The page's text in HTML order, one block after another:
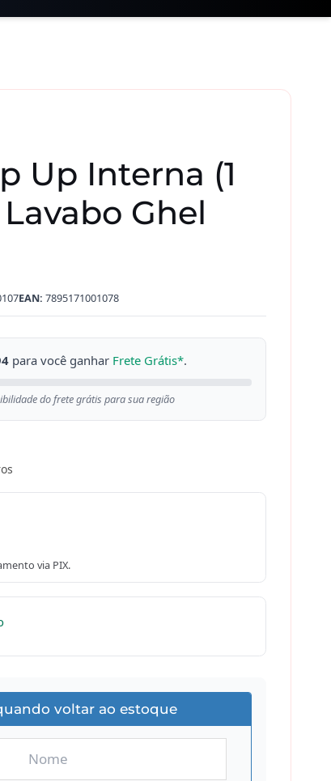
Up Interna (1
Ghel
EAN: 7895171001078
para você ganhar Frete Grátis*.
do frete grátis para sua região
via PIX.
voltar ao estoque